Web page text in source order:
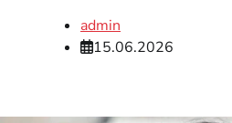
admin
15.06.2026